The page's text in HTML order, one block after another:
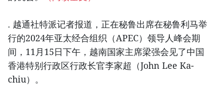
. 越通社特派记者报道，正在秘鲁出席在秘鲁利马举
行的2024年亚太经合组织（APEC）领导人峰会期
间，11月15日下午，越南国家主席梁强会见了中国
香港特别行政区行政长官李家超（John Lee Ka-
chiu）。